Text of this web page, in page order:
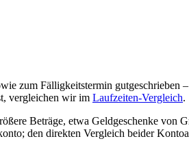
zum Fälligkeitstermin gutgeschrieben
vergleichen wir im Laufzeiten-Vergleich.
Beträge, etwa Geldgeschenke von
den direkten Vergleich beider